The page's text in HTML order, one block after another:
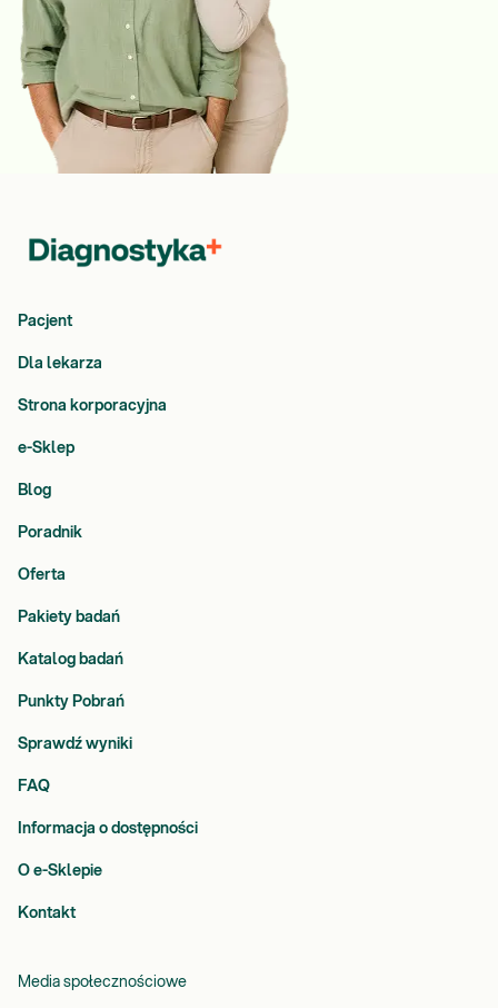
Pacjent
Dla lekarza
Strona korporacyjna
e-Sklep
Blog
Poradnik
Oferta
Pakiety badań
Katalog badań
Punkty Pobrań
Sprawdź wyniki
FAQ
Informacja o dostępności
O e-Sklepie
Kontakt
Media społecznościowe